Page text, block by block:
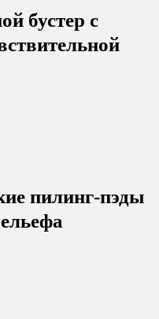
бустер с
пилинг-пэды